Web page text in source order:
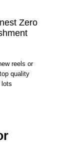
Zero
reels or
quality
lots